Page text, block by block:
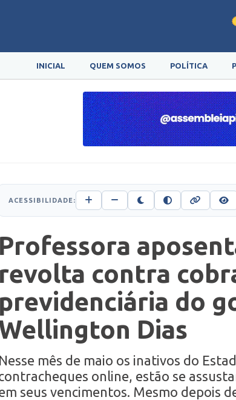
INICIAL QUEM SOMOS POLÍTICA
ACESSIBILIDADE:
Professora
revolta contra
previdenciária do
Dias
Nesse mês de maio os inativos do
online, estão se
seus vencimentos. Mesmo depois